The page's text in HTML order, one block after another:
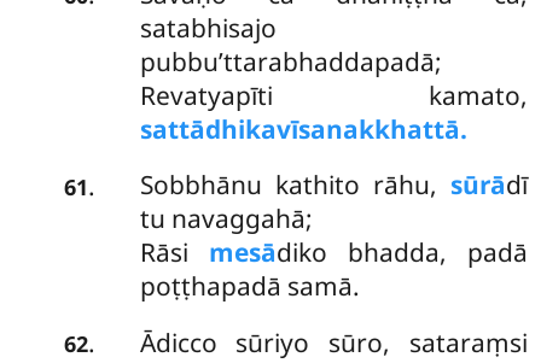
satabhisajo
pubbu’ttarabhaddapadā;
Revatyapīti kamato,
sattādhikavīsanakkhattā.
61. Sobbhānu kathito rāhu, sūrādī
tu navaggahā;
Rāsi mesādiko bhadda, padā
poṭṭhapadā samā.
62.
Ādicco sūriyo sūro, sataraṃsi